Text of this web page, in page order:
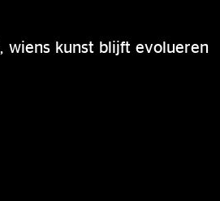
wiens kunst blijft evolueren